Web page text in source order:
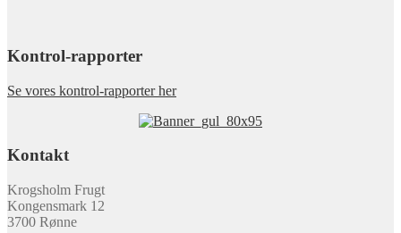
Kontrol-rapporter
Se vores kontrol-rapporter her
Kontakt
Krogsholm Frugt
Kongensmark 12
3700 Rønne